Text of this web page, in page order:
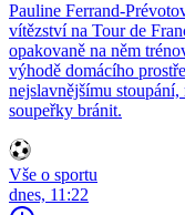
Pauline Ferrand-
vítězství na Tour de
opakovaně na něm
výhodě domácího
nejslavnějšímu
soupeřky bránit.
Vše o sportu
dnes, 11:22